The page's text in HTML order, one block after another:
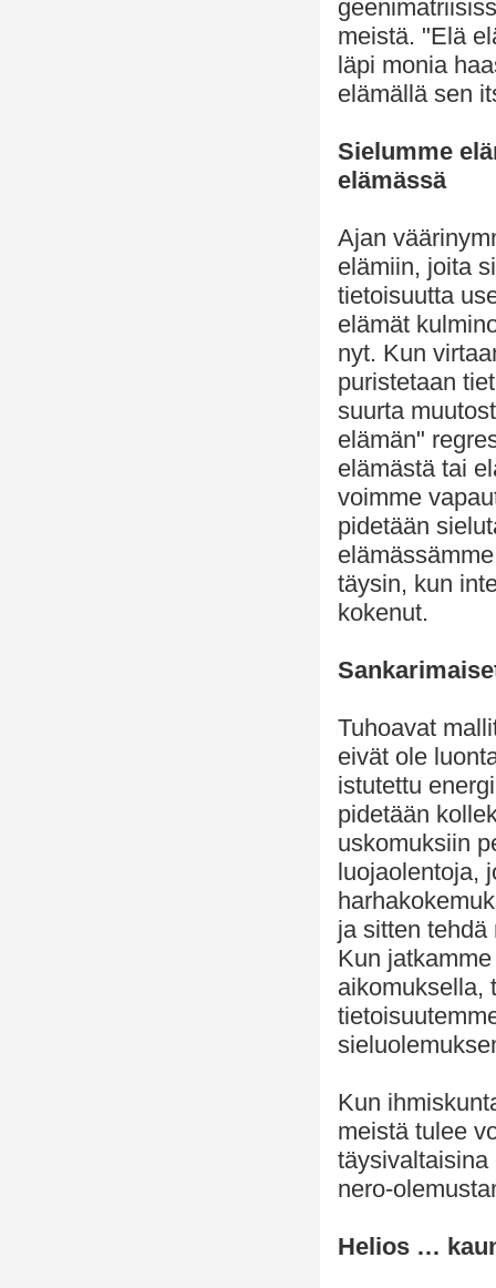
meistä. "Elä
läpi monia
elämällä sen
Sielumme
elämässä
Ajan
elämiin, joita
tietoisuutta
elämät
nyt. Kun
puristetaan
suurta
elämän"
elämästä tai
voimme
pidetään
täysin, kun
kokenut.
Tuhoavat
eivät ole
istutettu
pidetään
uskomuksiin
luojaolentoja,
ja sitten
Kun
aikomuksella,
Kun
meistä tulee
täysivaltaisina
nero-
Helios …